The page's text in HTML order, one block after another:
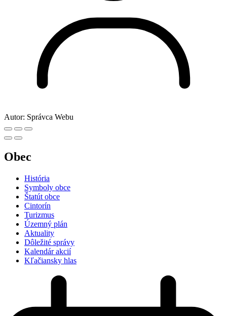
Autor: Správca Webu
Obec
História
Symboly obce
Štatút obce
Cintorín
Turizmus
Územný plán
Aktuality
Dôležité správy
Kalendár akcií
Kľačiansky hlas